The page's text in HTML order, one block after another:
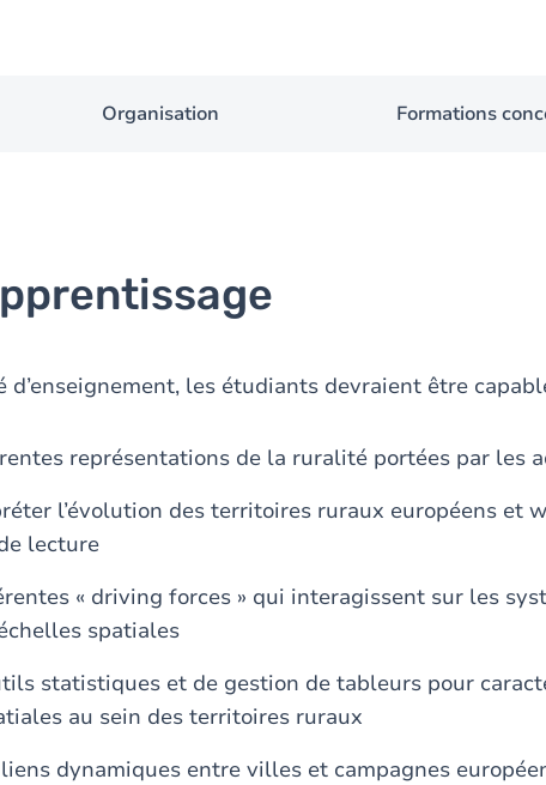
Organisation Formations
les étudiants devraient être
représentations de la ruralité portées par les
l’évolution des territoires ruraux européens et
lecture
« driving forces » qui interagissent sur les
spatiales
statistiques et de gestion de tableurs pour
au sein des territoires ruraux
dynamiques entre villes et campagnes